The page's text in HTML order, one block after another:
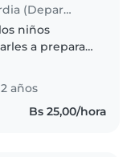
Niñera en La Guardia (Departamento de Santa Cruz)
niños
a preparar
leer,
años
Bs 25,00/hora